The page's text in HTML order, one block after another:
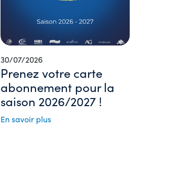
30/07/2026
Prenez votre carte
abonnement pour la
saison 2026/2027 !
En savoir plus